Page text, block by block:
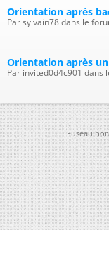
Orientation après
Par sylvain78 dans le
Orientation après un
Par invited0d4c901 dans
Fuseau